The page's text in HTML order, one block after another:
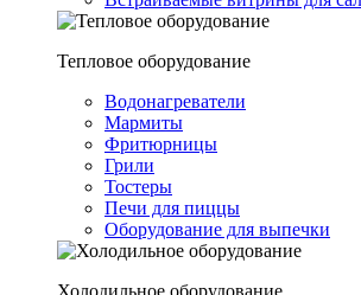
Тепловое оборудование
Водонагреватели
Мармиты
Фритюрницы
Грили
Тостеры
Печи для пиццы
Оборудование для выпечки
Холодильное оборудование